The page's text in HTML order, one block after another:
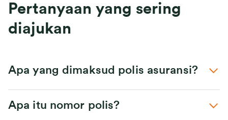
Pertanyaan yang sering
diajukan
Apa yang dimaksud polis asuransi?
Apa itu nomor polis?